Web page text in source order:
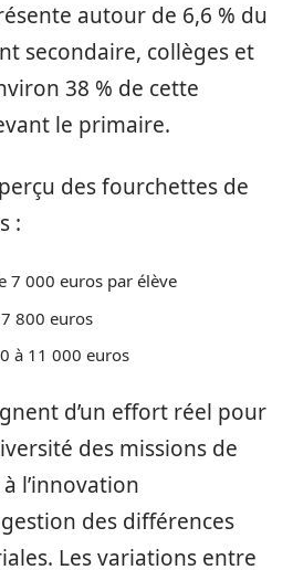
autour de 6,6 % du
secondaire, collèges et
38 % de cette
le primaire.
des fourchettes de
:
7 000 euros par élève
800 euros
à 11 000 euros
d’un effort réel pour
des missions de
l’innovation
des différences
Les variations entre